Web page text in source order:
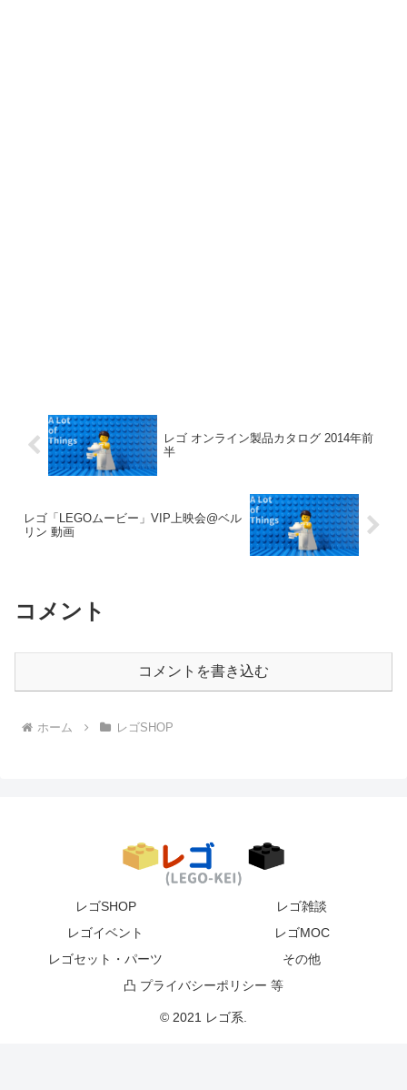
レゴ オンライン製品カタログ 2014年前
半
レゴ「LEGOムービー」VIP上映会@ベル
リン 動画
コメント
コメントを書き込む
ホーム レゴSHOP
レゴSHOP
レゴ雑談
レゴイベント
レゴMOC
レゴセット・パーツ
その他
凸 プライバシーポリシー 等
© 2021 レゴ系.